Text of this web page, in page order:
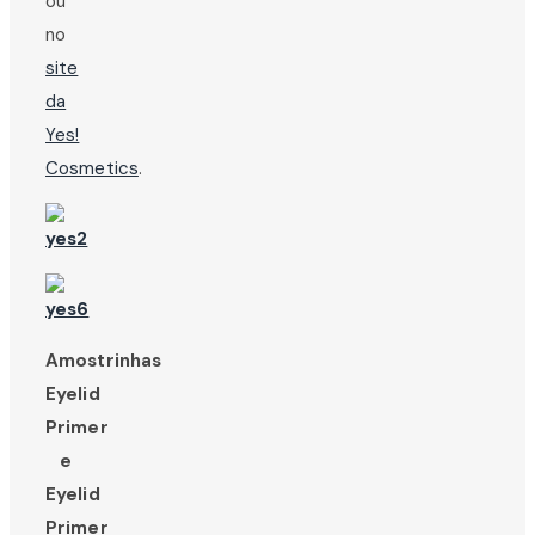
no
site
da
Yes!
Cosmetics.
Amostrinhas
Eyelid
Primer
e
Eyelid
Primer